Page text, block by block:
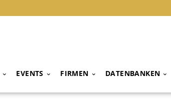
EVENTS FIRMEN DATENBANKEN